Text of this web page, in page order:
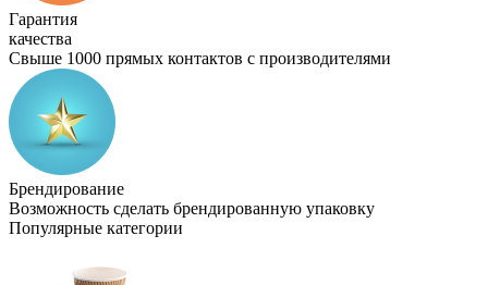
Гарантия
качества
Свыше 1000 прямых контактов с производителями
Брендирование
Возможность сделать брендированную упаковку
Популярные категории